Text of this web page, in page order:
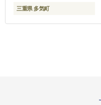
三重県 多気町